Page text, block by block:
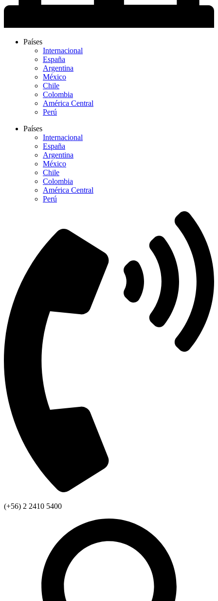
Países
Internacional
España
Argentina
México
Chile
Colombia
América Central
Perú
Países
Internacional
España
Argentina
México
Chile
Colombia
América Central
Perú
(+56) 2 2410 5400